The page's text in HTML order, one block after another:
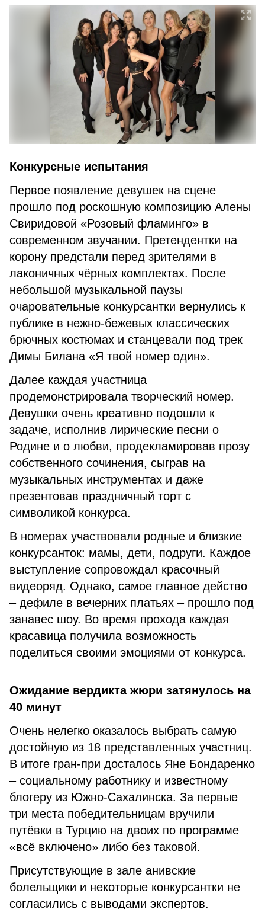
Конкурсные испытания
Первое появление девушек на сцене
прошло под роскошную композицию Алены
Свиридовой «Розовый фламинго» в
современном звучании. Претендентки на
корону предстали перед зрителями в
лаконичных чёрных комплектах. После
небольшой музыкальной паузы
очаровательные конкурсантки вернулись к
публике в нежно-бежевых классических
брючных костюмах и станцевали под трек
Димы Билана «Я твой номер один».
Далее каждая участница
продемонстрировала творческий номер.
Девушки очень креативно подошли к
задаче, исполнив лирические песни о
Родине и о любви, продекламировав прозу
собственного сочинения, сыграв на
музыкальных инструментах и даже
презентовав праздничный торт с
символикой конкурса.
В номерах участвовали родные и близкие
конкурсанток: мамы, дети, подруги. Каждое
выступление сопровождал красочный
видеоряд. Однако, самое главное действо
– дефиле в вечерних платьях – прошло под
занавес шоу. Во время прохода каждая
красавица получила возможность
поделиться своими эмоциями от конкурса.
Ожидание вердикта жюри затянулось на
40 минут
Очень нелегко оказалось выбрать самую
достойную из 18 представленных участниц.
В итоге гран-при досталось Яне Бондаренко
– социальному работнику и известному
блогеру из Южно-Сахалинска. За первые
три места победительницам вручили
путёвки в Турцию на двоих по программе
«всё включено» либо без таковой.
Присутствующие в зале анивские
болельщики и некоторые конкурсантки не
согласились с выводами экспертов.